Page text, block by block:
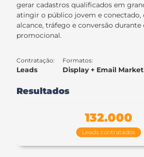
gerar cadastros qualificados em
atingir o público jovem e conectado,
alcance, tráfego e conversão durante
promocional.
Contratação:
Leads
Formatos:
Display + Email
Resultados
132.000
Leads contratados